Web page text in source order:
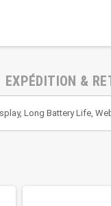
EXPÉDITION &
Long Battery Life,